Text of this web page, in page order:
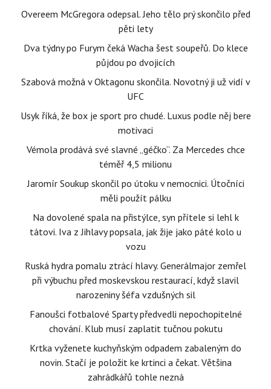
Overeem McGregora odepsal. Jeho tělo prý skončilo před
pěti lety
Dva týdny po Furym čeká Wacha šest soupeřů. Do klece
půjdou po dvojicích
Szabová možná v Oktagonu skončila. Novotný ji už vidí v
UFC
Usyk říká, že box je sport pro chudé. Luxus podle něj bere
motivaci
Vémola prodává své slavné „géčko“. Za Mercedes chce
téměř 4,5 milionu
Jaromír Soukup skončil po útoku v nemocnici. Útočníci
měli použít pálku
Na dovolené spala na přistýlce, syn přítele si lehl k
tátovi. Iva z Jihlavy popsala, jak žije jako páté kolo u
vozu
Ruská hydra pomalu ztrácí hlavy. Generálmajor zemřel
při výbuchu před moskevskou restaurací, když slavil
narozeniny šéfa vzdušných sil
Fanoušci fotbalové Sparty předvedli nepochopitelné
chování. Klub musí zaplatit tučnou pokutu
Krtka vyženete kuchyňským odpadem zabaleným do
novin. Stačí je položit ke krtinci a čekat. Většina
zahrádkářů tohle nezná